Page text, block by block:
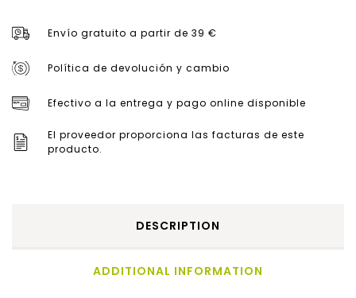
Envío gratuito a partir de 39 €
Política de devolución y cambio
Efectivo a la entrega y pago online disponible
El proveedor proporciona las facturas de este
producto.
DESCRIPTION
ADDITIONAL INFORMATION